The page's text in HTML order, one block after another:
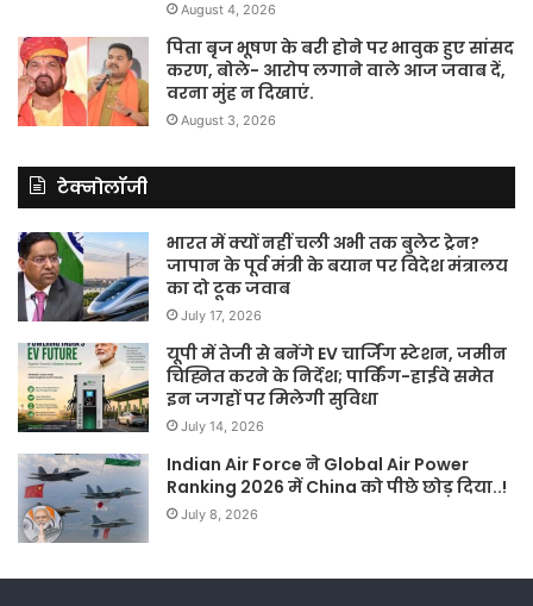
August 4, 2026
पिता बृज भूषण के बरी होने पर भावुक हुए सांसद
करण, बोले- आरोप लगाने वाले आज जवाब दें,
वरना मुंह न दिखाएं.
August 3, 2026
टेक्नोलॉजी
भारत में क्यों नहीं चली अभी तक बुलेट ट्रेन?
जापान के पूर्व मंत्री के बयान पर विदेश मंत्रालय
का दो टूक जवाब
July 17, 2026
यूपी में तेजी से बनेंगे EV चार्जिंग स्टेशन, जमीन
चिह्नित करने के निर्देश; पार्किंग-हाईवे समेत
इन जगहों पर मिलेगी सुविधा
July 14, 2026
Indian Air Force ने Global Air Power
Ranking 2026 में China को पीछे छोड़ दिया..!
July 8, 2026